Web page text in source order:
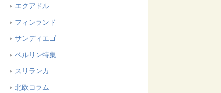
エクアドル
フィンランド
サンディエゴ
ベルリン特集
スリランカ
北欧コラム